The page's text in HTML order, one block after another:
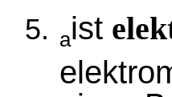
aist